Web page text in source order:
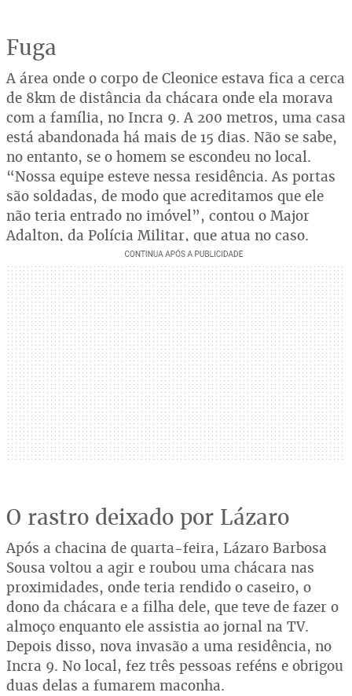
Fuga
A área onde o corpo de Cleonice estava fica a cerca
de 8km de distância da chácara onde ela morava
com a família, no Incra 9. A 200 metros, uma casa
está abandonada há mais de 15 dias. Não se sabe,
no entanto, se o homem se escondeu no local.
“Nossa equipe esteve nessa residência. As portas
são soldadas, de modo que acreditamos que ele
não teria entrado no imóvel”, contou o Major
Adalton, da Polícia Militar, que atua no caso.
O rastro deixado por Lázaro
Após a chacina de quarta-feira, Lázaro Barbosa
Sousa voltou a agir e roubou uma chácara nas
proximidades, onde teria rendido o caseiro, o
dono da chácara e a filha dele, que teve de fazer o
almoço enquanto ele assistia ao jornal na TV.
Depois disso, nova invasão a uma residência, no
Incra 9. No local, fez três pessoas reféns e obrigou
duas delas a fumarem maconha.